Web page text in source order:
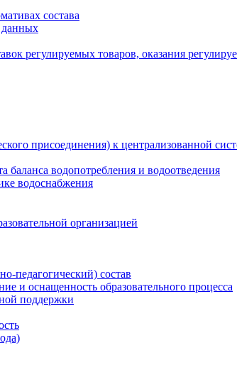
состава
данных
регулируемых товаров, оказания
присоединения) к централизованной
баланса водопотребления и водоотведения
водоснабжения
организацией
педагогический) состав
и оснащенность образовательного процесса
поддержки